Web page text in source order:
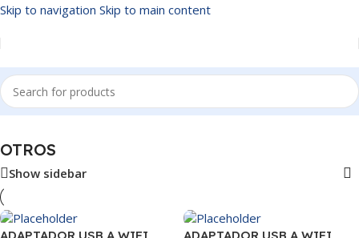
Skip to navigation Skip to main content
Inicio/OTROS
OTROS
Show sidebar